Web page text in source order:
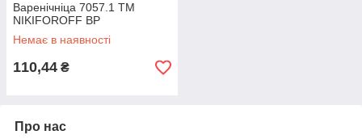
Варенічніца 7057.1 ТМ
NIKIFOROFF BP
Немає в наявності
110,44 ₴
Про нас